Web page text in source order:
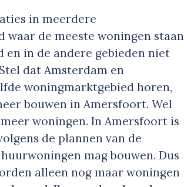
in meerdere
de meeste woningen staan
en in de andere gebieden niet
dat Amsterdam en
woningmarktgebied horen,
bouwen in Amersfoort. Wel
woningen. In Amersfoort is
de plannen van de
mag bouwen. Dus
alleen nog maar woningen